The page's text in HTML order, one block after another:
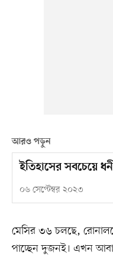
আরও পড়ুন
ইতিহাসের সবচেয়ে
০৬ সেপ্টেম্বর ২০২৩
মেসির ৩৬ চলছে,
পাচ্ছেন দুজনই। এখন আবার